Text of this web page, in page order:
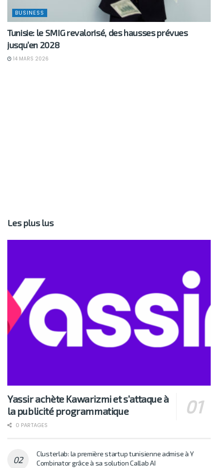
BUSINESS
Tunisie: le SMIG revalorisé, des hausses prévues
jusqu’en 2028
14 MARS 2026
Les plus lus
Yassir achète Kawarizmi et s’attaque à
la publicité programmatique
0 PARTAGES
Clusterlab: la première startup tunisienne admise à Y
Combinator grâce à sa solution Callab AI